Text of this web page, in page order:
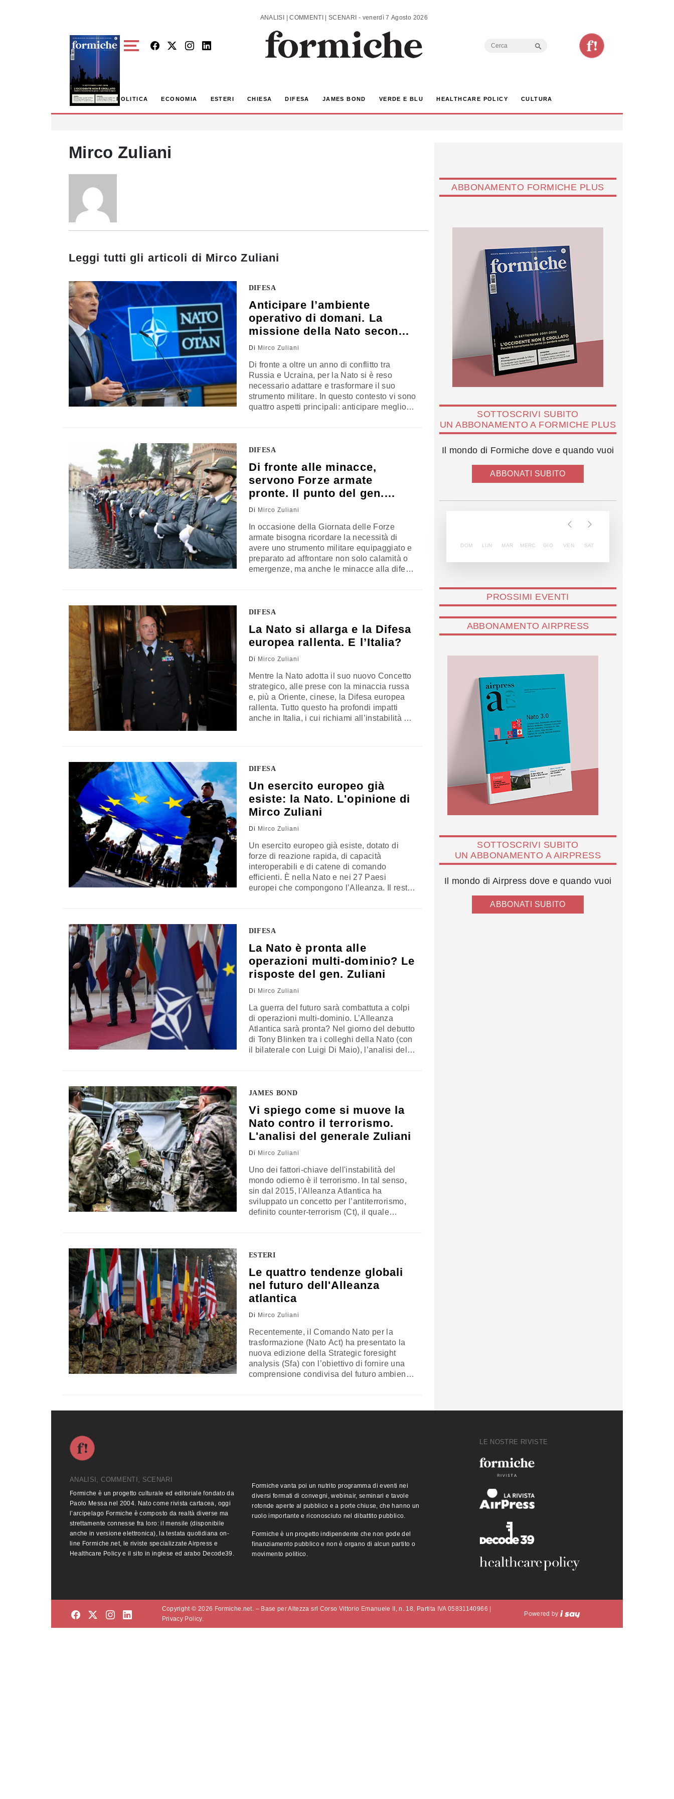
ANALISI | COMMENTI | SCENARI - venerdì 7 Agosto 2026
Search
POLITICA ECONOMIA ESTERI CHIESA DIFESA JAMES BOND VERDE E BLU HEALTHCARE POLICY CULTURA
Mirco Zuliani
Leggi tutti gli articoli di Mirco Zuliani
DIFESA
Anticipare l’ambiente
operativo di domani. La
missione della Nato secondo
Zuliani
Di Mirco Zuliani
Di fronte a oltre un anno di conflitto tra
Russia e Ucraina, per la Nato si è reso
necessario adattare e trasformare il suo
strumento militare. In questo contesto vi sono
quattro aspetti principali: anticipare meglio
Cognitive warfare. Ne parla ad Airpress il già
Mirco Zuliani
DIFESA
Di fronte alle minacce,
servono Forze armate
pronte. Il punto del gen.
Zuliani
Di Mirco Zuliani
In occasione della Giornata delle Forze
armate bisogna ricordare la necessità di
avere uno strumento militare equipaggiato e
preparato ad affrontare non solo calamità o
emergenze, ma anche le minacce alla difesa
del Nato Act di Norfolk
DIFESA
La Nato si allarga e la Difesa
europea rallenta. E l’Italia?
Di Mirco Zuliani
Mentre la Nato adotta il suo nuovo Concetto
strategico, alle prese con la minaccia russa
e, più a Oriente, cinese, la Difesa europea
rallenta. Tutto questo ha profondi impatti
anche in Italia, i cui richiami all’instabilità del
vice comandante di Nato Act
DIFESA
Un esercito europeo già
esiste: la Nato. L'opinione di
Mirco Zuliani
Di Mirco Zuliani
Un esercito europeo già esiste, dotato di
forze di reazione rapida, di capacità
interoperabili e di catene di comando
efficienti. È nella Nato e nei 27 Paesi
europei che compongono l’Alleanza. Il resto,
ritiro dall’Afghanistan. Il commento del
del Comando alleato per la trasformazione,
Nato Act
DIFESA
La Nato è pronta alle
operazioni multi-dominio? Le
risposte del gen. Zuliani
Di Mirco Zuliani
La guerra del futuro sarà combattuta a colpi
di operazioni multi-dominio. L’Alleanza
Atlantica sarà pronta? Nel giorno del debutto
di Tony Blinken tra i colleghi della Nato (con
il bilaterale con Luigi Di Maio), l’analisi del
JAMES BOND
Vi spiego come si muove la
Nato contro il terrorismo.
L'analisi del generale Zuliani
Di Mirco Zuliani
Uno dei fattori-chiave dell'instabilità del
mondo odierno è il terrorismo. In tal senso,
sin dal 2015, l'Alleanza Atlantica ha
sviluppato un concetto per l’antiterrorismo,
definito counter-terrorism (Ct), il quale
terrorismo. Quest’ultimo non ha confini, ma
ESTERI
Le quattro tendenze globali
nel futuro dell'Alleanza
atlantica
Di Mirco Zuliani
Recentemente, il Comando Nato per la
trasformazione (Nato Act) ha presentato la
nuova edizione della Strategic foresight
analysis (Sfa) con l’obiettivo di fornire una
comprensione condivisa del futuro ambiente
ABBONAMENTO FORMICHE PLUS
SOTTOSCRIVI SUBITO
UN ABBONAMENTO A FORMICHE PLUS
Il mondo di Formiche dove e quando vuoi
ABBONATI SUBITO
DOM LUN MAR MERC GIO VEN SAT
PROSSIMI EVENTI
ABBONAMENTO AIRPRESS
SOTTOSCRIVI SUBITO
UN ABBONAMENTO A AIRPRESS
Il mondo di Airpress dove e quando vuoi
ABBONATI SUBITO
ANALISI, COMMENTI, SCENARI
Formiche è un progetto culturale ed editoriale fondato da
Paolo Messa nel 2004. Nato come rivista cartacea, oggi
l’arcipelago Formiche è composto da realtà diverse ma
strettamente connesse fra loro: il mensile (disponibile
anche in versione elettronica), la testata quotidiana on-
line Formiche.net, le riviste specializzate Airpress e
Healthcare Policy e il sito in inglese ed arabo Decode39.
Formiche vanta poi un nutrito programma di eventi nei
diversi formati di convegni, webinair, seminari e tavole
rotonde aperte al pubblico e a porte chiuse, che hanno un
ruolo importante e riconosciuto nel dibattito pubblico.
Formiche è un progetto indipendente che non gode del
finanziamento pubblico e non è organo di alcun partito o
movimento politico.
LE NOSTRE RIVISTE
Copyright © 2026 Formiche.net. – Base per Altezza srl Corso Vittorio Emanuele II, n. 18, Partita IVA 05831140966 |
Privacy Policy.
Powered by